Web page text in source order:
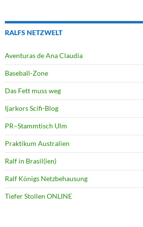
RALFS NETZWELT
Aventuras de Ana Claudia
Baseball-Zone
Das Fett muss weg
Ijarkors Scifi-Blog
PR–Stammtisch Ulm
Praktikum Australien
Ralf in Brasil(ien)
Ralf Königs Netzbehausung
Tiefer Stollen ONLINE